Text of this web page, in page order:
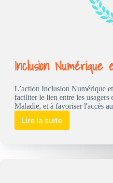
Inclusion
L’action Inclusion Numérique
faciliter le lien entre les usagers
Maladie, et à favoriser l'accès
Lire la suite
Inclusion